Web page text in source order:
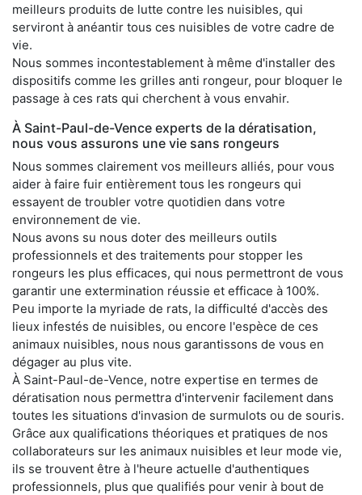
meilleurs produits de lutte contre les nuisibles, qui
serviront à anéantir tous ces nuisibles de votre cadre de
vie.
Nous sommes incontestablement à même d'installer des
dispositifs comme les grilles anti rongeur, pour bloquer le
passage à ces rats qui cherchent à vous envahir.
À Saint-Paul-de-Vence experts de la dératisation,
nous vous assurons une vie sans rongeurs
Nous sommes clairement vos meilleurs alliés, pour vous
aider à faire fuir entièrement tous les rongeurs qui
essayent de troubler votre quotidien dans votre
environnement de vie.
Nous avons su nous doter des meilleurs outils
professionnels et des traitements pour stopper les
rongeurs les plus efficaces, qui nous permettront de vous
garantir une extermination réussie et efficace à 100%.
Peu importe la myriade de rats, la difficulté d'accès des
lieux infestés de nuisibles, ou encore l'espèce de ces
animaux nuisibles, nous nous garantissons de vous en
dégager au plus vite.
À Saint-Paul-de-Vence, notre expertise en termes de
dératisation nous permettra d'intervenir facilement dans
toutes les situations d'invasion de surmulots ou de souris.
Grâce aux qualifications théoriques et pratiques de nos
collaborateurs sur les animaux nuisibles et leur mode vie,
ils se trouvent être à l'heure actuelle d'authentiques
professionnels, plus que qualifiés pour venir à bout de